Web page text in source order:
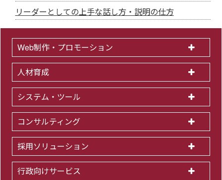
リーダーとしての上手な話し方・説明の仕方
Web制作・プロモーション
人材育成
システム・ツール
コンサルティング
採用ソリューション
行政向けサービス